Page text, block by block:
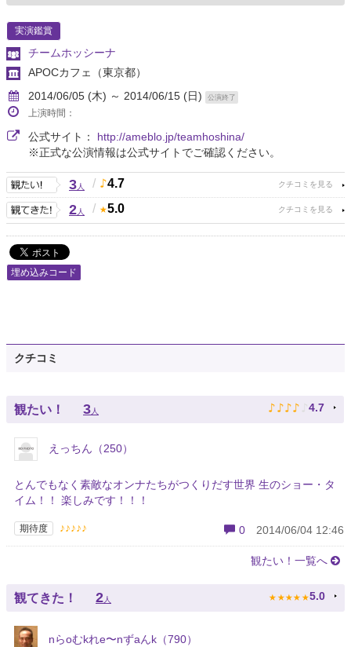
実演鑑賞
チームホッシーナ
APOCカフェ
（東京都）
2014/06/05 (木) ～ 2014/06/15 (日)
公演終了
上演時間：
公式サイト： http://ameblo.jp/teamhoshina/
※正式な公演情報は公式サイトでご確認ください。
3人 / 4.7
2人 / 5.0
埋め込みコード
クチコミ
観たい！ 3人 ♪ ♪ ♪ ♪ ♪ 4.7
えっちん（250）
とんでもなく素敵なオンナたちがつくりだす世界 生のショー・タ
イム！！ 楽しみです！！！
期待度 ♪♪♪♪♪ 0 2014/06/04 12:46
観たい！一覧へ
観てきた！ 2 人 ★ ★ ★ ★ ★ 5.0
nらoむkれe〜nずaんk（790）